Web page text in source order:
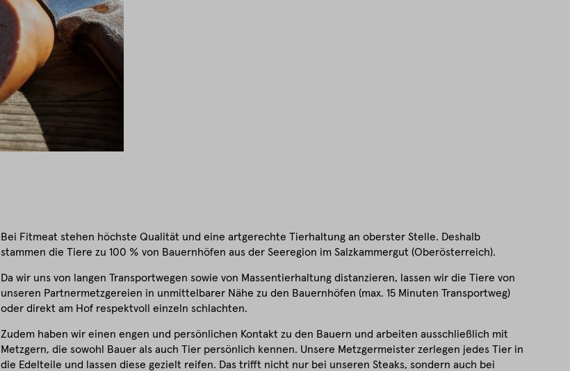
Bei Fitmeat stehen höchste Qualität und eine artgerechte Tierhaltung an oberster Stelle. Deshalb
stammen die Tiere zu 100 % von Bauernhöfen aus der Seeregion im Salzkammergut (Oberösterreich).
Da wir uns von langen Transportwegen sowie von Massentierhaltung distanzieren, lassen wir die Tiere von
unseren Partnermetzgereien in unmittelbarer Nähe zu den Bauernhöfen (max. 15 Minuten Transportweg)
oder direkt am Hof respektvoll einzeln schlachten.
Zudem haben wir einen engen und persönlichen Kontakt zu den Bauern und arbeiten ausschließlich mit
Metzgern, die sowohl Bauer als auch Tier persönlich kennen. Unsere Metzgermeister zerlegen jedes Tier in
die Edelteile und lassen diese gezielt reifen. Das trifft nicht nur bei unseren Steaks, sondern auch bei